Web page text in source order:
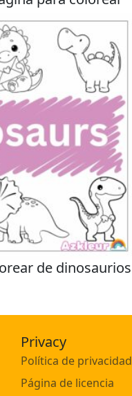
de dinosaurios
Privacy
Política de privacidad
Página de licencia